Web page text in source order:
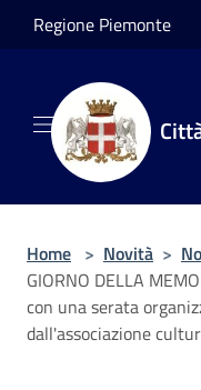
Salta al contenuto principale
Regione Piemonte
Home > Novità >
GIORNO DELLA
con una serata
dall'associazione